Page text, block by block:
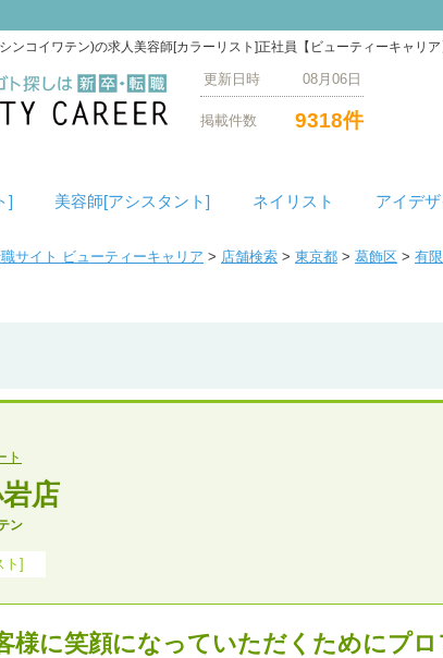
コイワテン)の求人美容師[カラーリスト]正社員【ビューティーキャリア
更新日時 08月06日
9318件
掲載件数
] 美容師[アシスタント] ネイリスト アイデ
サイト ビューティーキャリア > 店舗検索 > 東京都 > 葛飾区 > 有
ト
店
ン
ト]
様に笑顔になっていただくためにプ